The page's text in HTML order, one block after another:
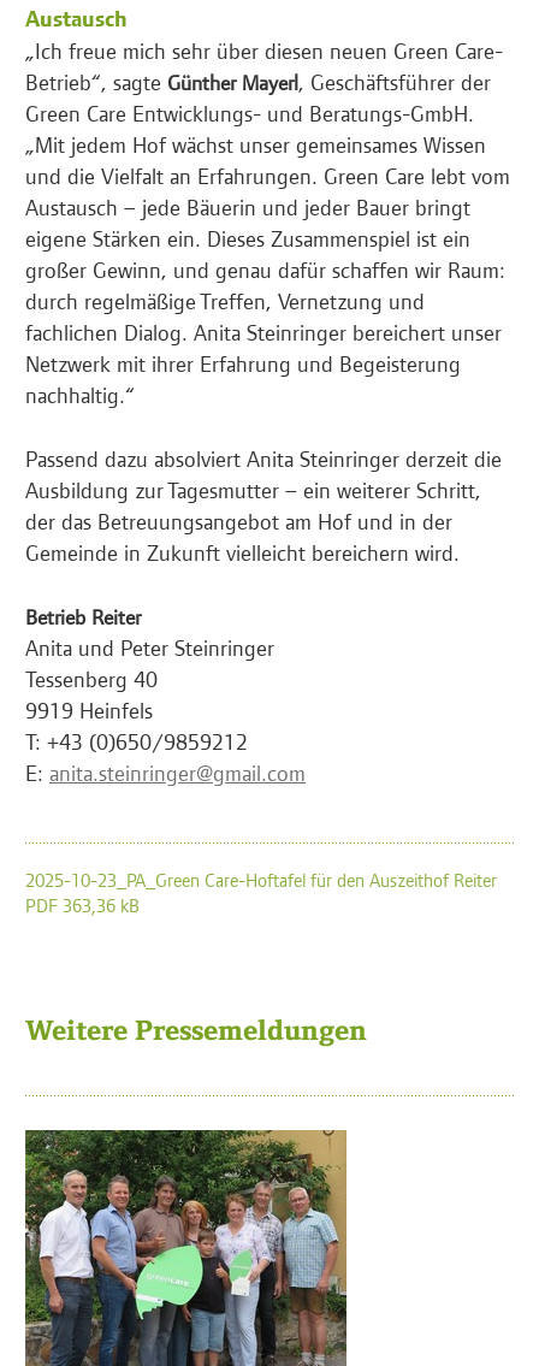
Austausch
„Ich freue mich sehr über diesen neuen Green Care-
Betrieb“, sagte Günther Mayerl, Geschäftsführer der
Green Care Entwicklungs- und Beratungs-GmbH.
„Mit jedem Hof wächst unser gemeinsames Wissen
und die Vielfalt an Erfahrungen. Green Care lebt vom
Austausch – jede Bäuerin und jeder Bauer bringt
eigene Stärken ein. Dieses Zusammenspiel ist ein
großer Gewinn, und genau dafür schaffen wir Raum:
durch regelmäßige Treffen, Vernetzung und
fachlichen Dialog. Anita Steinringer bereichert unser
Netzwerk mit ihrer Erfahrung und Begeisterung
nachhaltig.“
Passend dazu absolviert Anita Steinringer derzeit die
Ausbildung zur Tagesmutter – ein weiterer Schritt,
der das Betreuungsangebot am Hof und in der
Gemeinde in Zukunft vielleicht bereichern wird.
Betrieb Reiter
Anita und Peter Steinringer
Tessenberg 40
9919 Heinfels
T: +43 (0)650/9859212
E: anita.steinringer@gmail.com
2025-10-23_PA_Green Care-Hoftafel für den Auszeithof Reiter
PDF 363,36 kB
Weitere Pressemeldungen